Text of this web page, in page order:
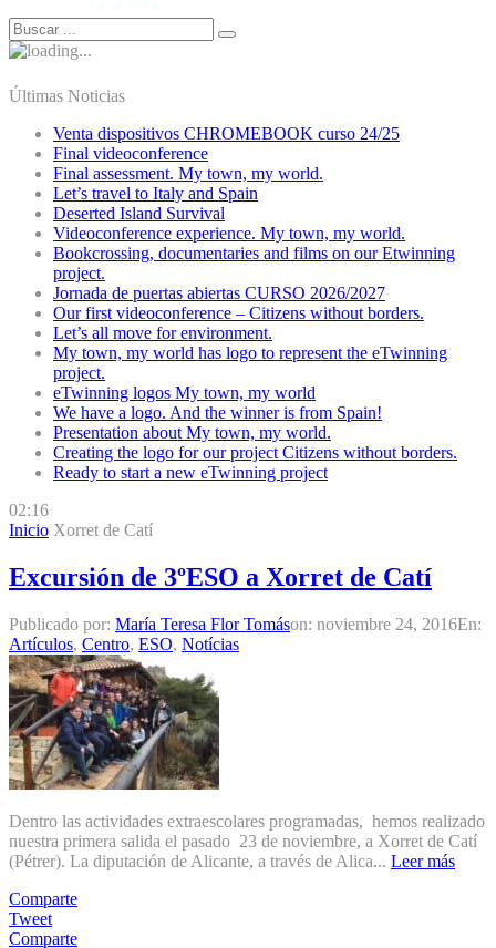
Últimas Noticias
Venta dispositivos CHROMEBOOK curso 24/25
Final videoconference
Final assessment. My town, my world.
Let’s travel to Italy and Spain
Deserted Island Survival
Videoconference experience. My town, my world.
Bookcrossing, documentaries and films on our Etwinning
project.
Jornada de puertas abiertas CURSO 2026/2027
Our first videoconference – Citizens without borders.
Let’s all move for environment.
My town, my world has logo to represent the eTwinning
project.
eTwinning logos My town, my world
We have a logo. And the winner is from Spain!
Presentation about My town, my world.
Creating the logo for our project Citizens without borders.
Ready to start a new eTwinning project
02:16
Inicio Xorret de Catí
Excursión de 3ºESO a Xorret de Catí
Publicado por: María Teresa Flor Tomáson: noviembre 24, 2016En:
Artículos, Centro, ESO, Notícias
Dentro las actividades extraescolares programadas, hemos realizado
nuestra primera salida el pasado 23 de noviembre, a Xorret de Catí
(Pétrer). La diputación de Alicante, a través de Alica... Leer más
Comparte
Tweet
Comparte